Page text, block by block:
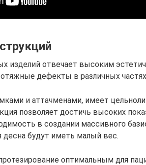
изделий отвечает высоким
дефекты в различных
и аттачменами, имеет
позволяет достичь высоких
в создании массивного
десна будут иметь малый вес.
оптимальным для